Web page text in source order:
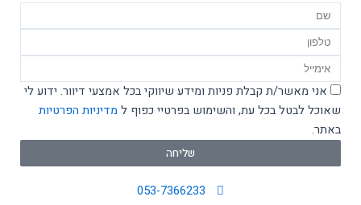
Name
טלפון
Email
אישור
מדיניות
אני מאשר/ת קבלת פניות ומידע שיווקי בכל אמצעי דיוור. ידוע לי
שאוכל לבטל בכל עת, והשימוש בפרטיי כפוף ל מדיניות הפרטיות
באתר.
שליחה
053-7366233